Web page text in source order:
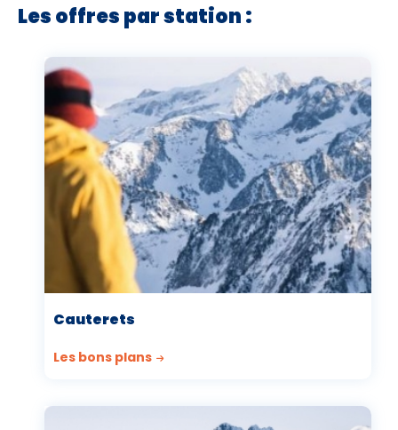
Les offres par station :
Cauterets
Les bons plans